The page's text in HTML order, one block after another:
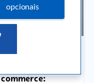
opcionais